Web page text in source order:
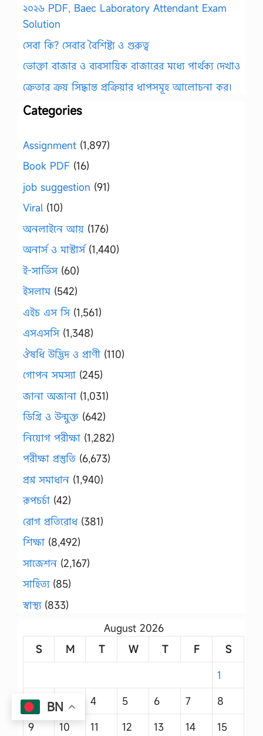
২০২৬ PDF, Baec Laboratory Attendant Exam
Solution
সেবা কি? সেবার বৈশিষ্ট্য ও গুরুত্ব
ভোক্তা বাজার ও ব্যবসায়িক বাজারের মধ্যে পার্থক্য দেখাও
ক্রেতার ক্রয় সিদ্ধান্ত প্রক্রিয়ার ধাপসমূহ আলোচনা কর।
Categories
Assignment (1,897)
Book PDF (16)
job suggestion (91)
Viral (10)
অনলাইনে আয় (176)
অনার্স ও মাস্টার্স(1,440)
ই-সার্ভিস(60)
ইসলাম(542)
এইচ এস সি(1,561)
এসএসসি(1,348)
ঔষধি উদ্ভিদ ও প্রাণী (110)
গোপন সমস্যা (245)
জানা অজানা (1,031)
ডিগ্রি ও উন্মুক্ত (642)
নিয়োগ পরীক্ষা (1,282)
পরীক্ষা প্রস্তুতি (6,673)
প্রশ্ন সমাধান (1,940)
রূপচর্চা (42)
রোগ প্রতিরোধ(381)
শিক্ষা (8,492)
সাজেশন (2,167)
সাহিত্য(85)
স্বাস্থ্য(833)
August 2026
S
M T W T F
S
1
2
3 4 5 6 7
8
9
10 11 12 13 14 15
BN